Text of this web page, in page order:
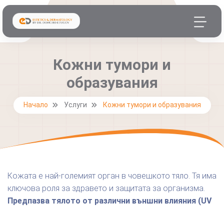
Кожни тумори и
образувания
Начало Услуги Кожни тумори и образувания
Кожата е най-големият орган в човешкото тяло. Тя има
ключова роля за здравето и защитата за организма.
Предпазва тялото от различни външни влияния (UV